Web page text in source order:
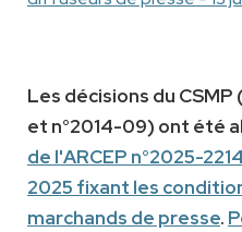
Les décisions du
et n°2014-09) ont été
de l'ARCEP n°2025-
2025 fixant les
marchands de presse.